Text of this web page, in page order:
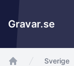
Gravar.se
Sverige